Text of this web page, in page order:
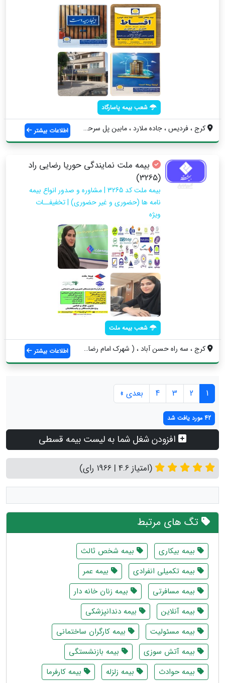
شعب بیمه پاسارگاد
کرج ، فردیس ، جاده ملارد ، مابین پل سرحد... اطلاعات بیشتر
بیمه ملت نمایندگی حوریا رضایی راد
(3265)
بیمه ملت کد 3265 | مشاوره و صدور انواع بیمه
نامه ها (حضوری و غیر حضوری) | تخفیفــات
ویژه
شعب بیمه ملت
کرج ، سه راه حسن آباد ، ( شهرک امام رضا)... اطلاعات بیشتر
1
2
3
4 بعدی »
42 مورد یافت شد
افزودن شغل شما به لیست بیمه قسطی
(امتیاز 4.6 | 1966 رای)
تگ های مرتبط
بیمه بیکاری
بیمه شخص ثالث
بیمه تکمیلی انفرادی
بیمه عمر
بیمه مسافرتی
بیمه زنان خانه دار
بیمه آنلاین
بیمه دندانپزشکی
بیمه مسئولیت
بیمه کارگران ساختمانی
بیمه آتش سوزی
بیمه بازنشستگی
بیمه حوادث
بیمه زلزله بیمه کارفرما